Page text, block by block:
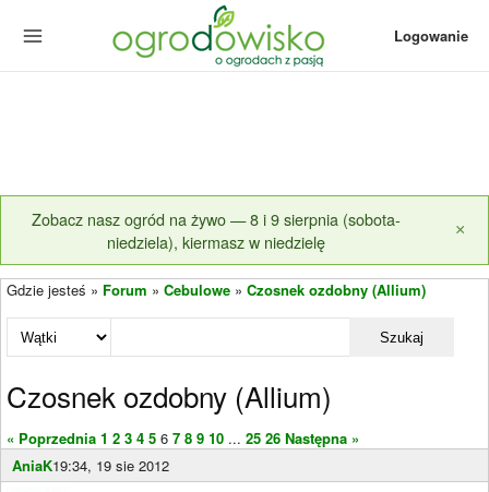
Logowanie
Zobacz nasz ogród na żywo — 8 i 9 sierpnia (sobota-
niedziela), kiermasz w niedzielę
×
Gdzie jesteś » Forum » Cebulowe » Czosnek ozdobny (Allium)
Szukaj
Czosnek ozdobny (Allium)
« Poprzednia 1 2 3 4 5 6 7 8 9 10 ... 25 26 Następna »
AniaK19:34, 19 sie 2012